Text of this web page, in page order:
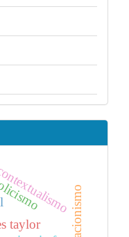
taylor deflacionismo